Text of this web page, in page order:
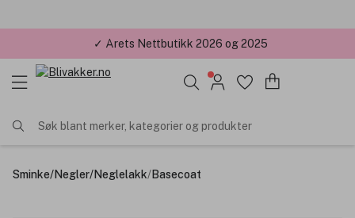
✓ Årets Nettbutikk 2026 og 2025
Søk blant merker, kategorier og produkter
Sminke/Negler/Neglelakk/Basecoat